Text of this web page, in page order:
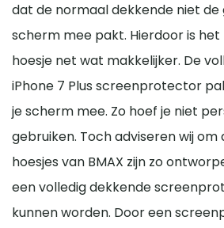
dat de normaal dekkende niet de
scherm mee pakt. Hierdoor is
hoesje net wat makkelijker. De
iPhone 7 Plus screenprotector
je scherm mee. Zo hoef je niet
gebruiken. Toch adviseren wij om
hoesjes van BMAX zijn zo
een volledig dekkende
kunnen worden. Door een